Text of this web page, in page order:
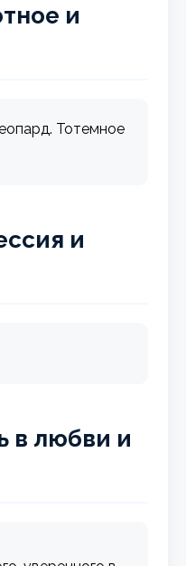
и
Тотемное
и
в любви и